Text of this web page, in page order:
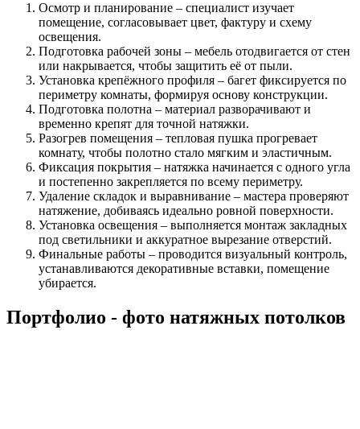
Осмотр и планирование – специалист изучает
помещение, согласовывает цвет, фактуру и схему
освещения.
Подготовка рабочей зоны – мебель отодвигается от стен
или накрывается, чтобы защитить её от пыли.
Установка крепёжного профиля – багет фиксируется по
периметру комнаты, формируя основу конструкции.
Подготовка полотна – материал разворачивают и
временно крепят для точной натяжки.
Разогрев помещения – тепловая пушка прогревает
комнату, чтобы полотно стало мягким и эластичным.
Фиксация покрытия – натяжка начинается с одного угла
и постепенно закрепляется по всему периметру.
Удаление складок и выравнивание – мастера проверяют
натяжение, добиваясь идеально ровной поверхности.
Установка освещения – выполняется монтаж закладных
под светильники и аккуратное вырезание отверстий.
Финальные работы – проводится визуальный контроль,
устанавливаются декоративные вставки, помещение
убирается.
Портфолио - фото натяжных потолков